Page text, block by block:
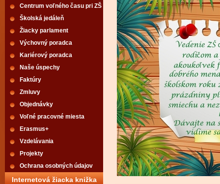
Centrum voľného času pri ZŠ
Školská jedáleň
Žiacky parlament
Výchovný poradca
Kariérový poradca
Naše úspechy
Faktúry
Zmluvy
Objednávky
Voľné pracovné miesta
Erasmus+
Vzdelávania
Projekty
Ochrana osobných údajov
Internetová žiacka knižka